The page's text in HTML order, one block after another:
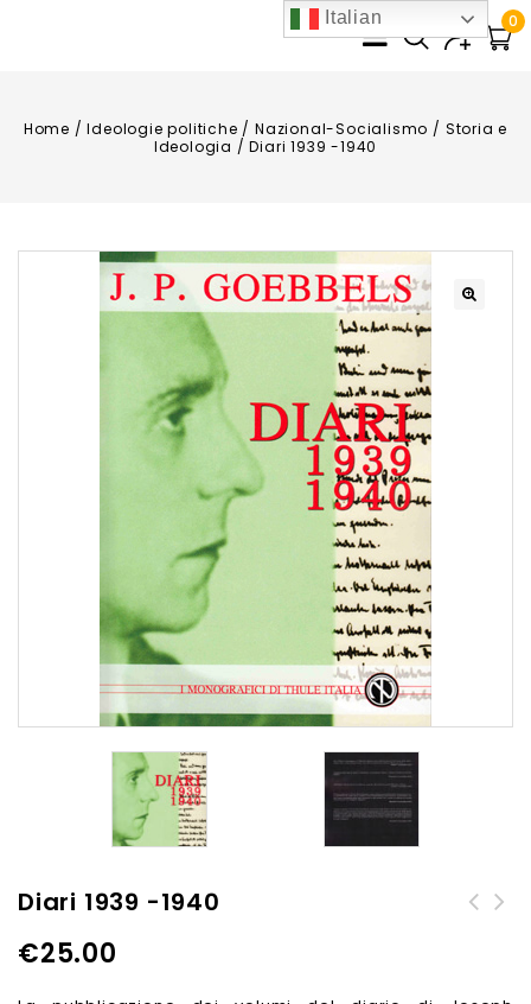
0
Home /Ideologie politiche /Nazional-Socialismo / Storia e
Ideologia /Diari 1939 -1940
Diari 1939 -1940
€25.00
Italian